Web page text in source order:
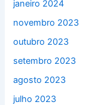
janeiro 2024
novembro 2023
outubro 2023
setembro 2023
agosto 2023
julho 2023